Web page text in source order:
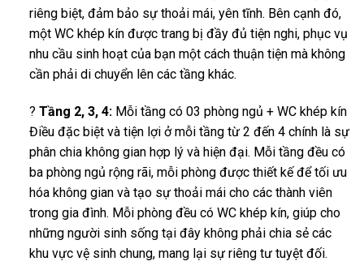
riêng biệt, đảm bảo sự thoải mái, yên tĩnh. Bên cạnh đó,
một WC khép kín được trang bị đầy đủ tiện nghi, phục vụ
nhu cầu sinh hoạt của bạn một cách thuận tiện mà không
cần phải di chuyển lên các tầng khác.
? Tầng 2, 3, 4:Mỗi tầng có 03 phòng ngủ + WC khép kín
Điều đặc biệt và tiện lợi ở mỗi tầng từ 2 đến 4 chính là sự
phân chia không gian hợp lý và hiện đại. Mỗi tầng đều có
ba phòng ngủ rộng rãi, mỗi phòng được thiết kế để tối ưu
hóa không gian và tạo sự thoải mái cho các thành viên
trong gia đình. Mỗi phòng đều có WC khép kín, giúp cho
những người sinh sống tại đây không phải chia sẻ các
khu vực vệ sinh chung, mang lại sự riêng tư tuyệt đối.